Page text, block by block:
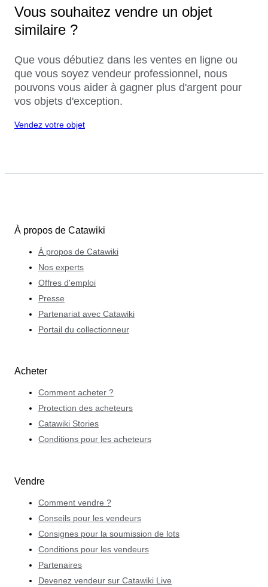
Vous souhaitez vendre un objet
similaire ?
Que vous débutiez dans les ventes en ligne ou
que vous soyez vendeur professionnel, nous
pouvons vous aider à gagner plus d'argent pour
vos objets d'exception.
Vendez votre objet
À propos de Catawiki
À propos de Catawiki
Nos experts
Offres d'emploi
Presse
Partenariat avec Catawiki
Portail du collectionneur
Acheter
Comment acheter ?
Protection des acheteurs
Catawiki Stories
Conditions pour les acheteurs
Vendre
Comment vendre ?
Conseils pour les vendeurs
Consignes pour la soumission de lots
Conditions pour les vendeurs
Partenaires
Devenez vendeur sur Catawiki Live